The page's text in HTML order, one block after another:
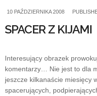
10 PAŹDZIERNIKA 2008
SPACER Z KIJAMI
Interesujący obrazek
komentarzy… Nie jest to dla
jeszcze kilkanaście miesięcy
spacerujących,